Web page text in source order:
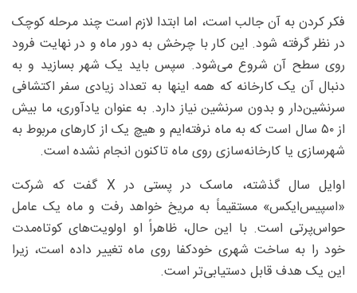
فکر کردن به آن جالب است، اما ابتدا لازم است چند مرحله کوچک
در نظر گرفته شود. این کار با چرخش به دور ماه و در نهایت فرود
روی سطح آن شروع می‌شود. سپس باید یک شهر بسازید و به
دنبال آن یک کارخانه که همه اینها به تعداد زیادی سفر اکتشافی
سرنشین‌دار و بدون سرنشین نیاز دارد. به عنوان یادآوری، ما بیش
از ۵۰ سال است که به ماه نرفته‌ایم و هیچ یک از کارهای مربوط به
شهرسازی یا کارخانه‌سازی روی ماه تاکنون انجام نشده است.
اوایل سال گذشته، ماسک در پستی در X گفت که شرکت
«اسپیس‌ایکس» مستقیماً به مریخ خواهد رفت و ماه یک عامل
حواس‌پرتی است. با این حال، ظاهراً او اولویت‌های کوتاه‌مدت
خود را به ساخت شهری خودکفا روی ماه تغییر داده است، زیرا
این یک هدف قابل دستیابی‌تر است.